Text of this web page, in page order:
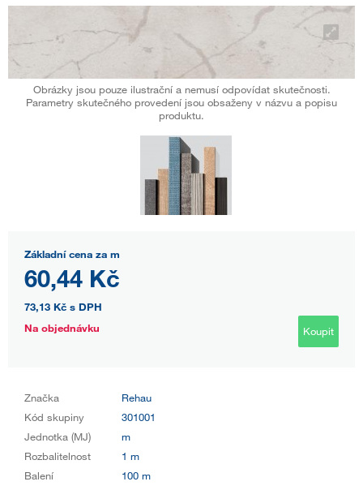
Obrázky jsou pouze ilustrační a nemusí odpovídat skutečnosti.
Parametry skutečného provedení jsou obsaženy v názvu a popisu
produktu.
Základní cena za m
60,44 Kč
73,13 Kč s DPH
Na objednávku
Koupit
Značka
Rehau
Kód skupiny
301001
Jednotka (MJ)
m
Rozbalitelnost
1 m
Balení
100 m